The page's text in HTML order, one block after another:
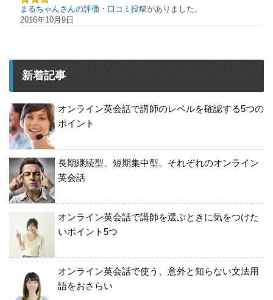
まるちゃんさんの評価・口コミ投稿がありました。
2016年10月9日
新着記事
オンライン英会話で講師のレベルを確認する5つの
ポイント
長期継続型、短期集中型。それぞれのオンライン
英会話
オンライン英会話で講師を選ぶときに気をつけた
いポイント5つ
オンライン英会話で使う、意外と知らない文法用
語をおさらい